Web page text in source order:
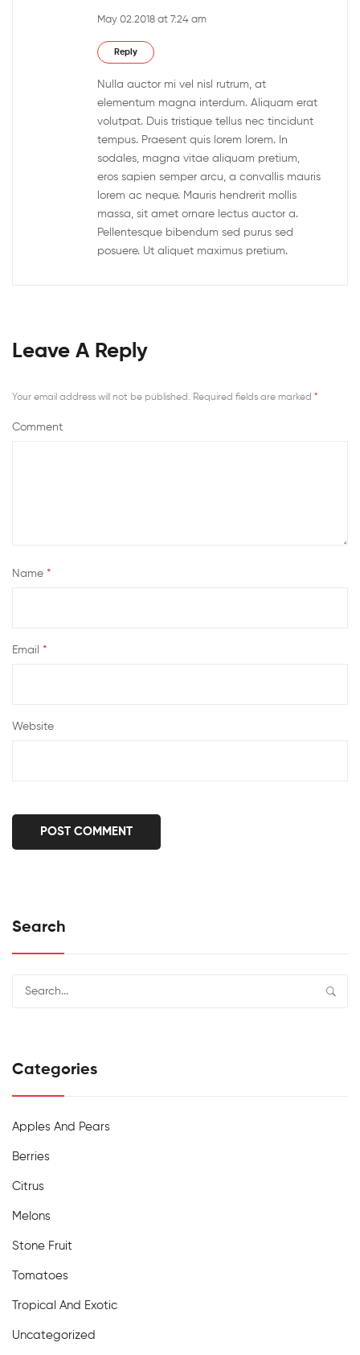
May 02.2018 at 7:24 am
Reply
Nulla auctor mi vel nisl rutrum, at
elementum magna interdum. Aliquam erat
volutpat. Duis tristique tellus nec tincidunt
tempus. Praesent quis lorem lorem. In
sodales, magna vitae aliquam pretium,
eros sapien semper arcu, a convallis mauris
lorem ac neque. Mauris hendrerit mollis
massa, sit amet ornare lectus auctor a.
Pellentesque bibendum sed purus sed
posuere. Ut aliquet maximus pretium.
Leave A Reply
Your email address will not be published. Required fields are marked *
Comment
Name *
Email *
Website
Search
Categories
Apples And Pears
Berries
Citrus
Melons
Stone Fruit
Tomatoes
Tropical And Exotic
Uncategorized